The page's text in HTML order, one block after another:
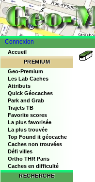
Connexion
Accueil
PREMIUM
Geo-Premium
Les Lab Caches
Attributs
Quick Géocaches
Park and Grab
Trajets TB
Favorite scores
La plus favorisée
La plus trouvée
Top Found it géocache
Caches non trouvées
Défi villes
Ortho THR Paris
Caches en difficulté
RECHERCHE